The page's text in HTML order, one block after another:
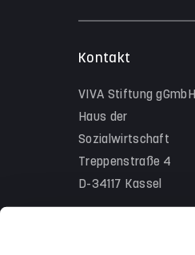
Kontakt
VIVA Stiftung gGmbH
Haus der
Sozialwirtschaft
Treppenstraße 4
D-34117 Kassel